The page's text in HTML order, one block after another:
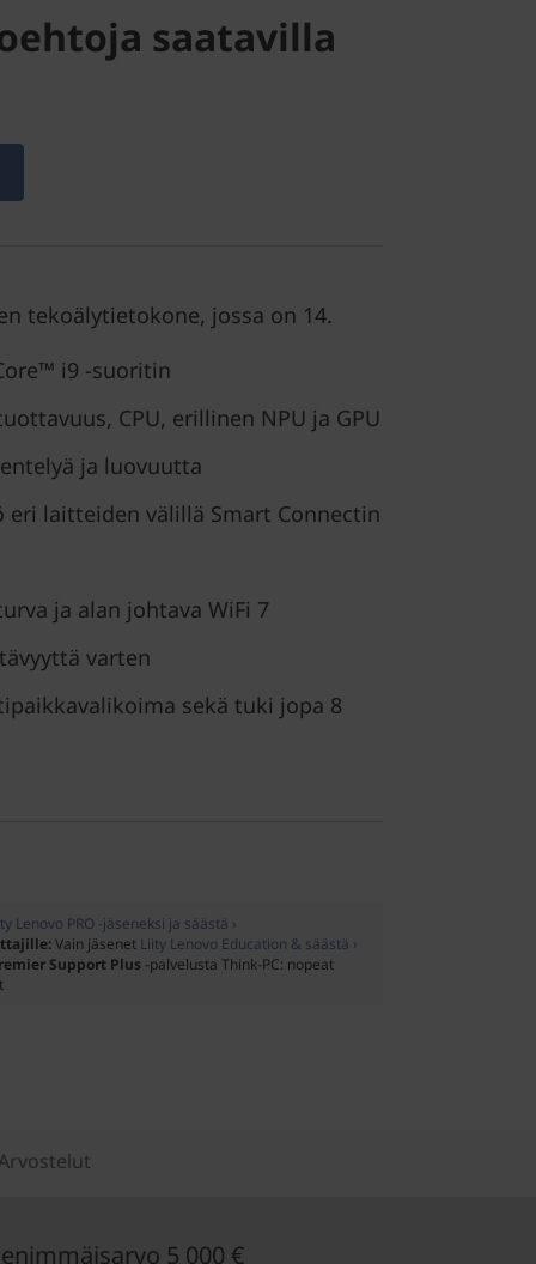
saatavilla
tekoälytietokone, jossa on 14.
i9 -suoritin
CPU, erillinen NPU ja GPU
ja luovuutta
eri laitteiden välillä Smart Connectin
ja alan johtava WiFi 7
varten
sekä tuki jopa 8
Lenovo PRO -jäseneksi ja säästä ›
Vain jäsenet Liity Lenovo Education & säästä ›
Support Plus -palvelusta Think-PC: nopeat
5 000 €